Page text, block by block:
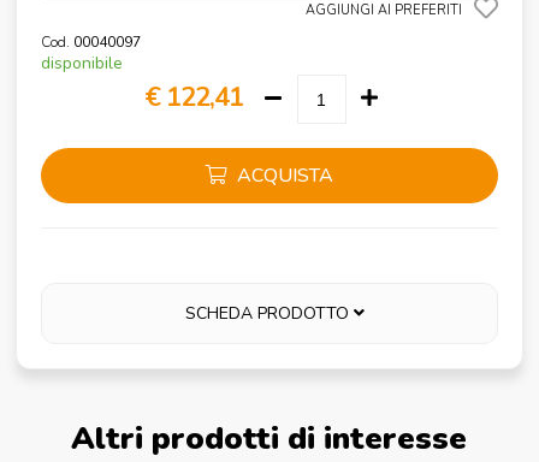
AGGIUNGI AI PREFERITI
Cod. 00040097
disponibile
€ 122,41
ACQUISTA
SCHEDA PRODOTTO
Altri prodotti di interesse